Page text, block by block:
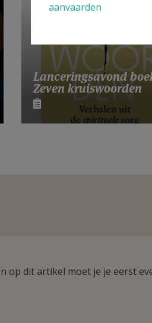
Lanceringsavond
Zeven kruiswoorden
op dit artikel moet je je eerst
aanvaarden